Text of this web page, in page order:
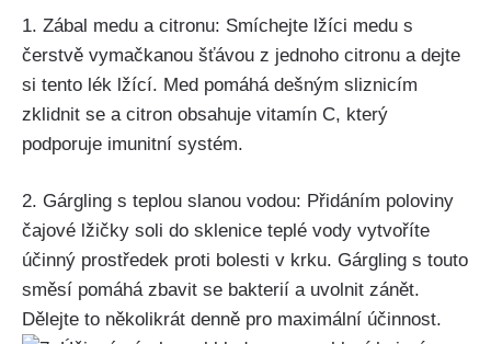
1. Zábal ​medu​ a citronu:⁤ Smíchejte ⁣lžíci medu s
⁤čerstvě vymačkanou ‌šťávou‍ z jednoho citronu a ‌dejte⁤
si tento ​lék lžící. ‍Med pomáhá​ dešným sliznicím⁣
zklidnit se a citron ⁤obsahuje vitamín C, ⁤který
podporuje imunitní systém.
2. Gárgling s teplou slanou vodou: ⁣Přidáním ⁣poloviny
čajové​ lžičky soli do sklenice teplé vody⁣ vytvoříte
účinný prostředek proti bolesti v ‍krku.‌ Gárgling ⁢s touto
směsí pomáhá zbavit se⁢ bakterií a uvolnit zánět.
Dělejte to několikrát denně pro maximální účinnost.